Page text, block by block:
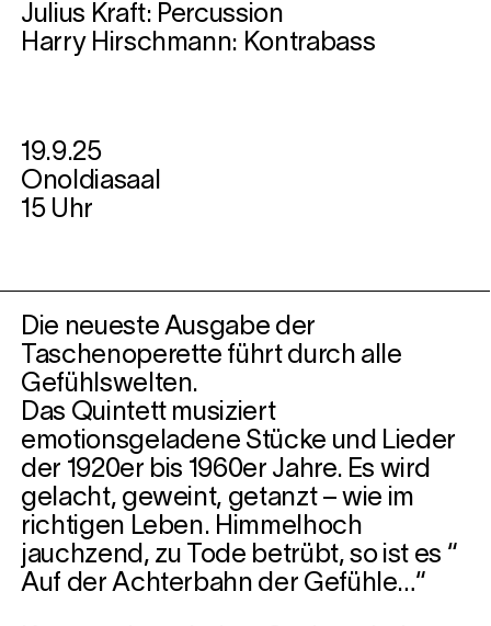
Julius Kraft: Percussion
Harry Hirschmann: Kontrabass
19.9.25
Onoldiasaal
15 Uhr
Die neueste Ausgabe der
Taschenoperette führt durch alle
Gefühlswelten.
Das Quintett musiziert
emotionsgeladene Stücke und Lieder
der 1920er bis 1960er Jahre. Es wird
gelacht, geweint, getanzt – wie im
richtigen Leben. Himmelhoch
jauchzend, zu Tode betrübt, so ist es “
Auf der Achterbahn der Gefühle…“